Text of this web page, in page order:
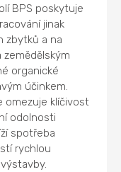
BPS poskytuje
jinak
zbytků a na
organické
účinkem.
omezuje klíčivost
odolnosti
spotřeba
rychlou